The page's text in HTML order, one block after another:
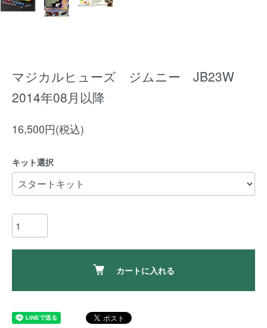
マジカルヒューズ ジムニー JB23W
2014年08月以降
16,500円(税込)
キット選択
カートに入れる